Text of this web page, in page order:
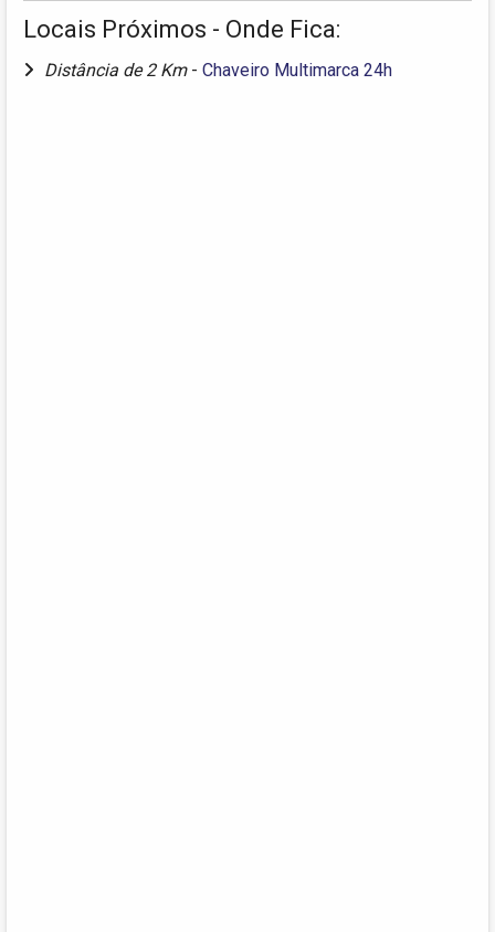
Locais Próximos - Onde Fica:
Distância de 2 Km - Chaveiro Multimarca 24h